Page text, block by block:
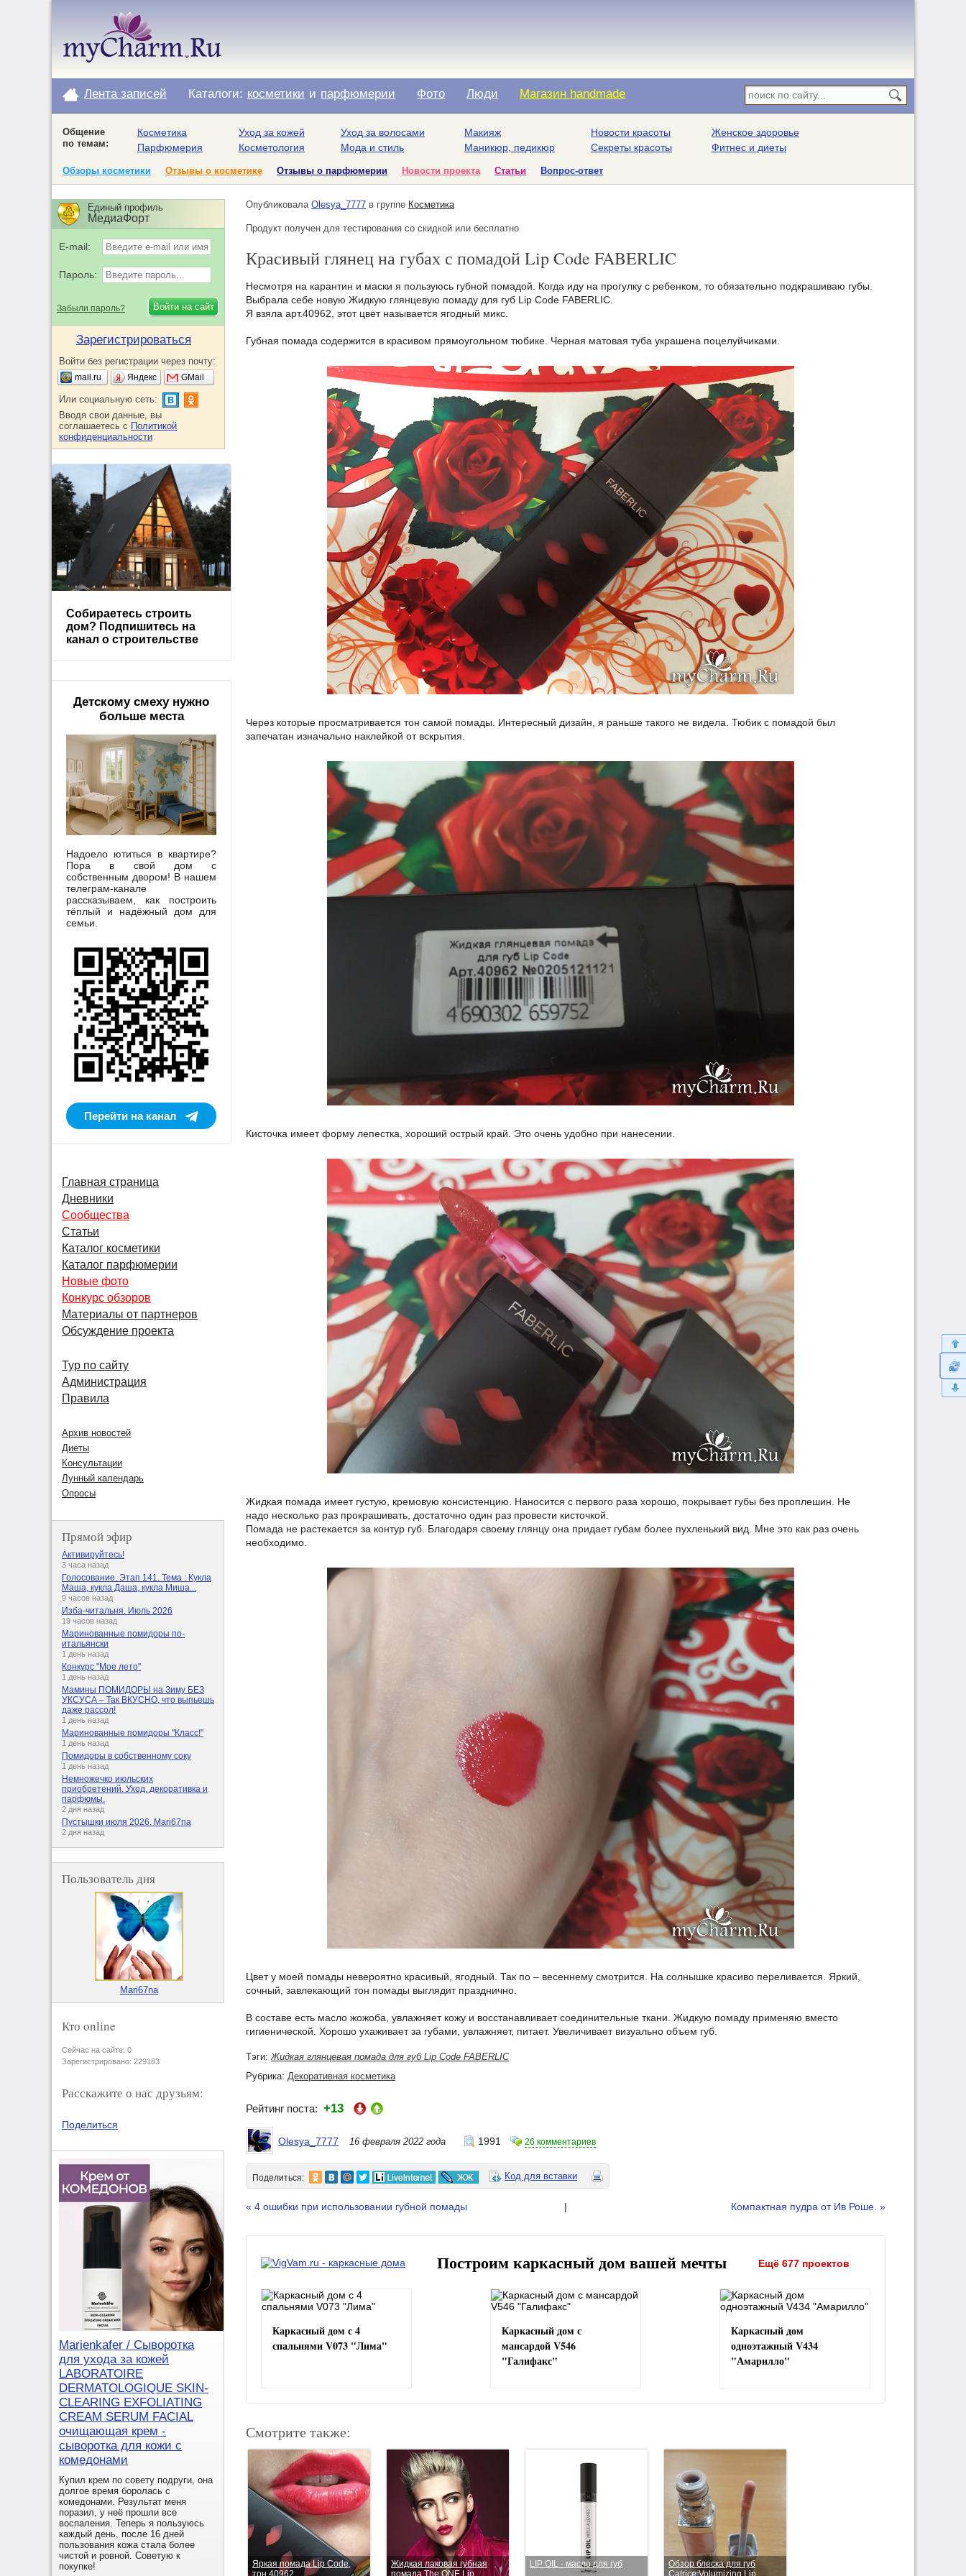
Лента записей Каталоги: косметики и парфюмерии Фото Люди Магазин handmade
Общение
по темам:
Косметика
Парфюмерия
Уход за кожей
Косметология
Уход за волосами
Мода и стиль
Макияж
Маникюр, педикюр
Новости красоты
Секреты красоты
Женское здоровье
Фитнес и диеты
Обзоры косметики Отзывы о косметике Отзывы о парфюмерии Новости проекта Статьи Вопрос-ответ
Опубликовала Olesya_7777 в группе Косметика
Продукт получен для тестирования со скидкой или бесплатно
Красивый глянец на губах с помадой Lip Code FABERLIC
Несмотря на карантин и маски я пользуюсь губной помадой. Когда иду на прогулку с ребенком, то обязательно подкрашиваю губы.
Выбрала себе новую Жидкую глянцевую помаду для губ Lip Code FABERLIC.
Я взяла арт.40962, этот цвет называется ягодный микс.
Губная помада содержится в красивом прямоугольном тюбике. Черная матовая туба украшена поцелуйчиками.
Через которые просматривается тон самой помады. Интересный дизайн, я раньше такого не видела. Тюбик с помадой был
запечатан изначально наклейкой от вскрытия.
Кисточка имеет форму лепестка, хороший острый край. Это очень удобно при нанесении.
Жидкая помада имеет густую, кремовую консистенцию. Наносится с первого раза хорошо, покрывает губы без проплешин. Не
надо несколько раз прокрашивать, достаточно один раз провести кисточкой.
Помада не растекается за контур губ. Благодаря своему глянцу она придает губам более пухленький вид. Мне это как раз очень
необходимо.
Цвет у моей помады невероятно красивый, ягодный. Так по – весеннему смотрится. На солнышке красиво переливается. Яркий,
сочный, завлекающий тон помады выглядит празднично.
В составе есть масло жожоба, увлажняет кожу и восстанавливает соединительные ткани. Жидкую помаду применяю вместо
гигиенической. Хорошо ухаживает за губами, увлажняет, питает. Увеличивает визуально объем губ.
Тэги:Жидкая глянцевая помада для губ Lip Code FABERLIC
Рубрика: Декоративная косметика
Рейтинг поста: +13
Olesya_7777 16 февраля 2022 года 1991 26 комментариев
Поделиться: Код для вставки
« 4 ошибки при использовании губной помады | Компактная пудра от Ив Роше. »
Построим каркасный дом вашей мечты Ещё 677 проектов
Каркасный дом с 4
спальнями V073 "Лима"
Каркасный дом с
мансардой V546
"Галифакс"
Каркасный дом
одноэтажный V434
"Амарилло"
Смотрите также:
Яркая помада Lip Code,
тон 40962
Жидкая лаковая губная
помада The ONE Lip
LIP OIL - масло для губ
Обзор блеска для губ
Catrice Volumizing Lip
Единый профиль
МедиаФорт
E-mail:
Пароль:
Забыли пароль?
Зарегистрироваться
Войти без регистрации через почту:
mail.ru Яндекс GMail
Или социальную сеть:
Вводя свои данные, вы
соглашаетесь с Политикой
конфиденциальности
Собираетесь строить
дом? Подпишитесь на
канал о строительстве
Детскому смеху нужно
больше места
Надоело ютиться в квартире?
Пора в свой дом с
собственным двором! В нашем
телеграм-канале
рассказываем, как построить
тёплый и надёжный дом для
семьи.
Перейти на канал
Главная страница
Дневники
Сообщества
Статьи
Каталог косметики
Каталог парфюмерии
Новые фото
Конкурс обзоров
Материалы от партнеров
Обсуждение проекта
Тур по сайту
Администрация
Правила
Архив новостей
Диеты
Консультации
Лунный календарь
Опросы
Прямой эфир
Активируйтесь!
3 часа назад
Голосование. Этап 141. Тема : Кукла
Маша, кукла Даша, кукла Миша...
9 часов назад
Изба-читальня. Июль 2026
19 часов назад
Маринованные помидоры по-
итальянски
1 день назад
Конкурс "Мое лето"
1 день назад
Мамины ПОМИДОРЫ на Зиму БЕЗ
УКСУСА – Так ВКУСНО, что выпьешь
даже рассол!
1 день назад
Маринованные помидоры "Класс!"
1 день назад
Помидоры в собственному соку
1 день назад
Немножечко июльских
приобретений. Уход, декоративка и
парфюмы.
2 дня назад
Пустышки июля 2026. Mari67na
2 дня назад
Пользователь дня
Mari67na
Кто online
Сейчас на сайте: 0
Зарегистрировано: 229183
Расскажите о нас друзьям:
Поделиться
Marienkafer / Сыворотка
для ухода за кожей
LABORATOIRE
DERMATOLOGIQUE SKIN-
CLEARING EXFOLIATING
CREAM SERUM FACIAL
очищающая крем -
сыворотка для кожи с
комедонами
Купил крем по совету подруги, она
долгое время боролась с
комедонами. Результат меня
поразил, у неё прошли все
воспаления. Теперь я пользуюсь
каждый день, после 16 дней
пользования кожа стала более
чистой и ровной. Советую к
покупке!